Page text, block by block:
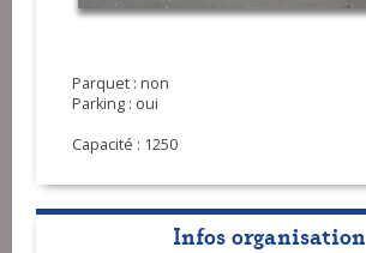
Parquet : non
Parking : oui
Capacité : 1250
Infos organisation